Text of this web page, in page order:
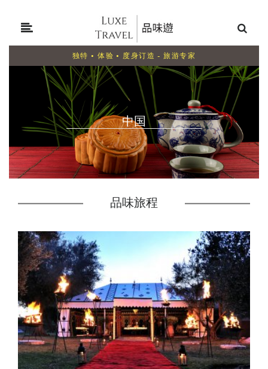
独特 • 体验 • 度身订造 - 旅游专家
中国
品味旅程